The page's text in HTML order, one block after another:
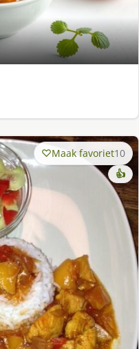
Maak favoriet10
👍